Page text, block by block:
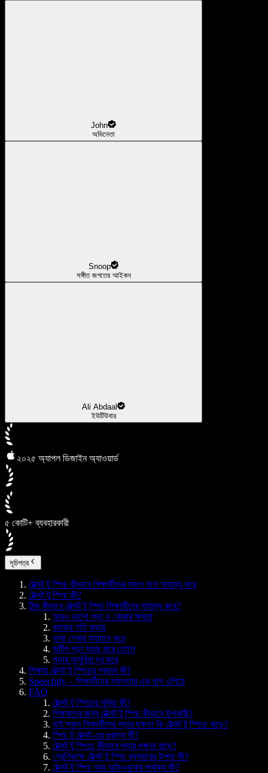
John
অভিনেতা
Snoop
সঙ্গীত জগতের আইকন
Ali Abdaal
ইউটিউবার
২০২৫ অ্যাপল ডিজাইন অ্যাওয়ার্ড
৫ কোটি+ ব্যবহারকারী
সূচিপত্র
টেক্সট টু স্পিচ কীভাবে শিক্ষার্থীদের সফল হতে সাহায্য করে
টেক্সট টু স্পিচ কী?
ঠিক কীভাবে টেক্সট টু স্পিচ শিক্ষার্থীদের সাহায্য করে?
আরও ভালো পড়া ও বোঝার ক্ষমতা
কাজের গতি বাড়ায়
ভাষা শেখায় সহায়তা করে
জটিল পড়া সহজ করে তোলে
পড়ার অসুবিধা দূর করে
শিক্ষায় টেক্সট টু স্পিচের প্রভাব কী?
Speechify – শিক্ষার্থীদের সফলতার এক ধাপ এগিয়ে
FAQ
টেক্সট টু স্পিচের সুবিধা কী?
শিক্ষকদের জন্য টেক্সট টু স্পিচ কীভাবে উপকারী?
হাই স্কুল শিক্ষার্থীদের পড়ার দক্ষতা কি টেক্সট টু স্পিচে বাড়ে?
স্পিচ টু টেক্সট-এর গুরুত্ব কী?
টেক্সট টু স্পিচে কীভাবে পড়ার দক্ষতা বাড়ে?
শ্রেণিকক্ষে টেক্সট টু স্পিচ ব্যবহারের উপায় কী?
টেক্সট টু স্পিচ আর অডিওবুকের পার্থক্য কী?